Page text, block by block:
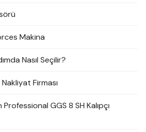
Makina
Nasıl Seçilir?
Firması
GGS 8 SH Kalıpçı